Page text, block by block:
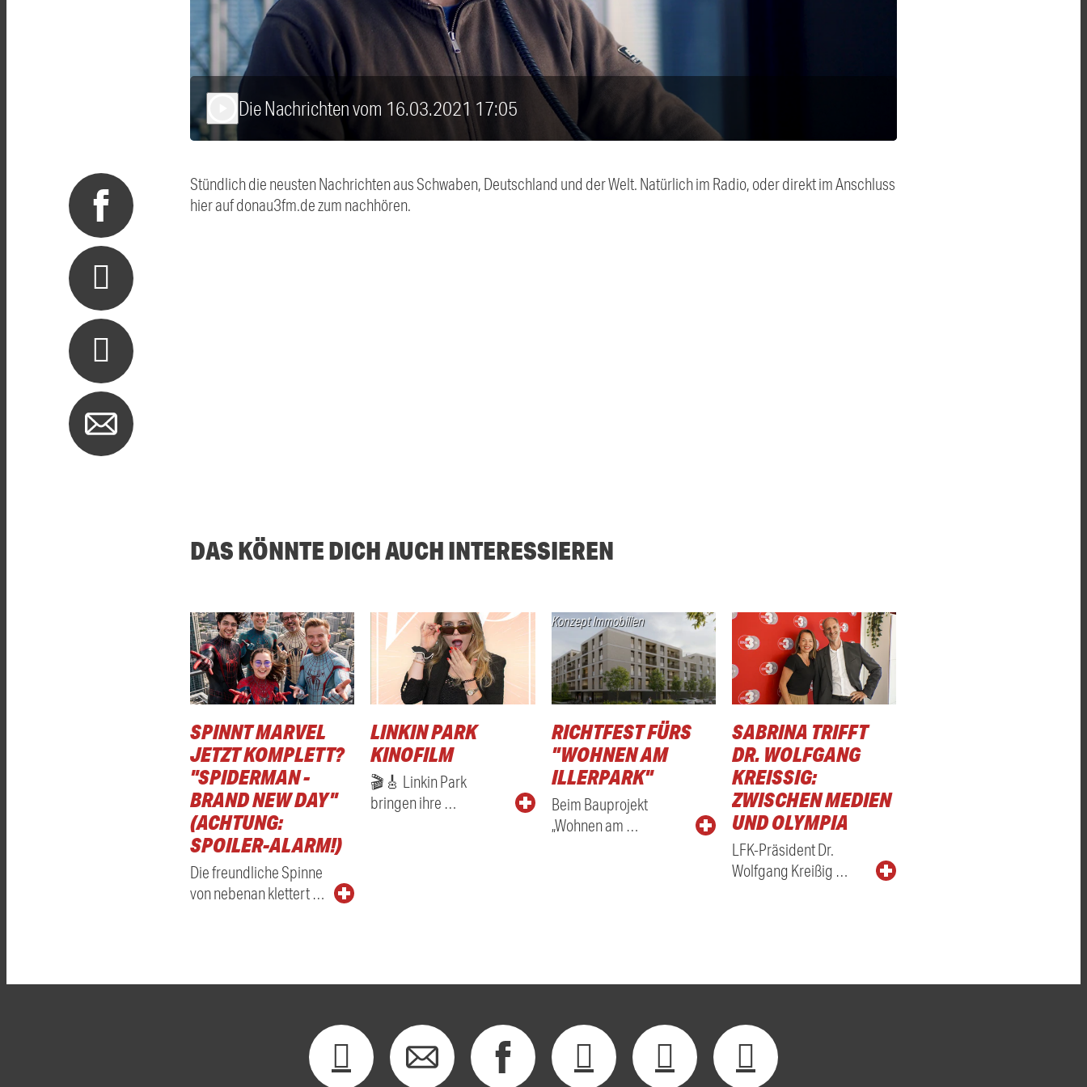
Die Nachrichten vom 16.03.2021 17:05
Stündlich die neusten Nachrichten aus Schwaben, Deutschland und der Welt. Natürlich im Radio, oder direkt im Anschluss
hier auf donau3fm.de zum nachhören.
DAS KÖNNTE DICH AUCH INTERESSIEREN
SPINNT MARVEL
JETZT KOMPLETT?
"SPIDERMAN -
BRAND NEW DAY"
(ACHTUNG:
SPOILER-ALARM!)
Die freundliche Spinne
von nebenan klettert …
LINKIN PARK
KINOFILM
🎬🎸 Linkin Park
bringen ihre …
Konzept Immobilien
RICHTFEST FÜRS
"WOHNEN AM
ILLERPARK"
Beim Bauprojekt
„Wohnen am …
SABRINA TRIFFT
DR. WOLFGANG
KREISSIG: Z
WISCHEN MEDIEN U
ND OLYMPIA
LFK-Präsident Dr.
Wolfgang Kreißig …